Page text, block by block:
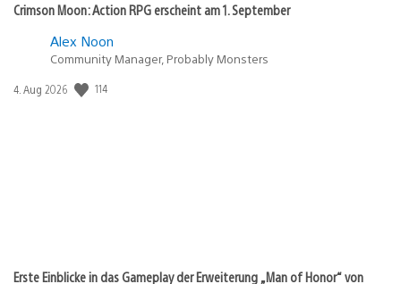
Crimson Moon: Action RPG erscheint am 1. September
Alex Noon
Community Manager, Probably Monsters
Veröffentlichungsdatum:
4. Aug 2026 114
Erste Einblicke in das Gameplay der Erweiterung „Man of Honor“ von